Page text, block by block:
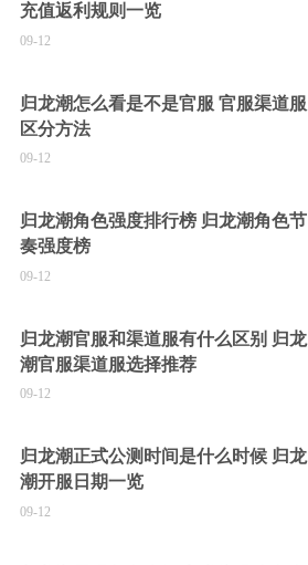
充值返利规则一览
09-12
归龙潮怎么看是不是官服 官服渠道服
区分方法
09-12
归龙潮角色强度排行榜 归龙潮角色节
奏强度榜
09-12
归龙潮官服和渠道服有什么区别 归龙
潮官服渠道服选择推荐
09-12
归龙潮正式公测时间是什么时候 归龙
潮开服日期一览
09-12